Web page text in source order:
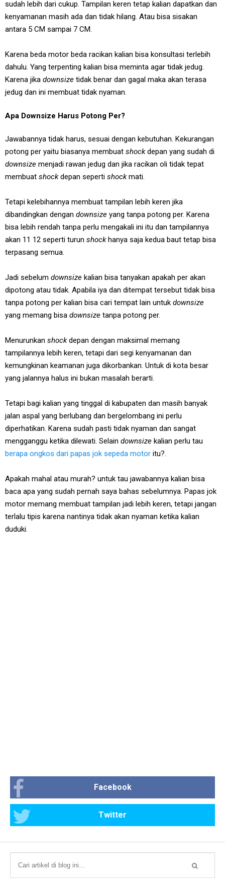
sudah lebih dari cukup. Tampilan keren tetap kalian dapatkan dan
kenyamanan masih ada dan tidak hilang. Atau bisa sisakan
antara 5 CM sampai 7 CM.
Karena beda motor beda racikan kalian bisa konsultasi terlebih
dahulu. Yang terpenting kalian bisa meminta agar tidak jedug.
Karena jika downsize tidak benar dan gagal maka akan terasa
jedug dan ini membuat tidak nyaman.
Apa Downsize Harus Potong Per?
Jawabannya tidak harus, sesuai dengan kebutuhan. Kekurangan
potong per yaitu biasanya membuat shockdepan yang sudah di
downsize menjadi rawan jedug dan jika racikan oli tidak tepat
membuat shockdepan seperti shockmati.
Tetapi kelebihannya membuat tampilan lebih keren jika
dibandingkan dengan downsize yang tanpa potong per. Karena
bisa lebih rendah tanpa perlu mengakali ini itu dan tampilannya
akan 11 12 seperti turun shockhanya saja kedua baut tetap bisa
terpasang semua.
Jadi sebelum downsize kalian bisa tanyakan apakah per akan
dipotong atau tidak. Apabila iya dan ditempat tersebut tidak bisa
tanpa potong per kalian bisa cari tempat lain untuk downsize
yang memang bisa downsize tanpa potong per.
Menurunkan shockdepan dengan maksimal memang
tampilannya lebih keren, tetapi dari segi kenyamanan dan
kemungkinan keamanan juga dikorbankan. Untuk di kota besar
yang jalannya halus ini bukan masalah berarti.
Tetapi bagi kalian yang tinggal di kabupaten dan masih banyak
jalan aspal yang berlubang dan bergelombang ini perlu
diperhatikan. Karena sudah pasti tidak nyaman dan sangat
mengganggu ketika dilewati. Selain downsize kalian perlu tau
berapa ongkos dari papas jok sepeda motor itu?.
Apakah mahal atau murah? untuk tau jawabannya kalian bisa
baca apa yang sudah pernah saya bahas sebelumnya. Papas jok
motor memang membuat tampilan jadi lebih keren, tetapi jangan
terlalu tipis karena nantinya tidak akan nyaman ketika kalian
duduki.
Facebook
Twitter